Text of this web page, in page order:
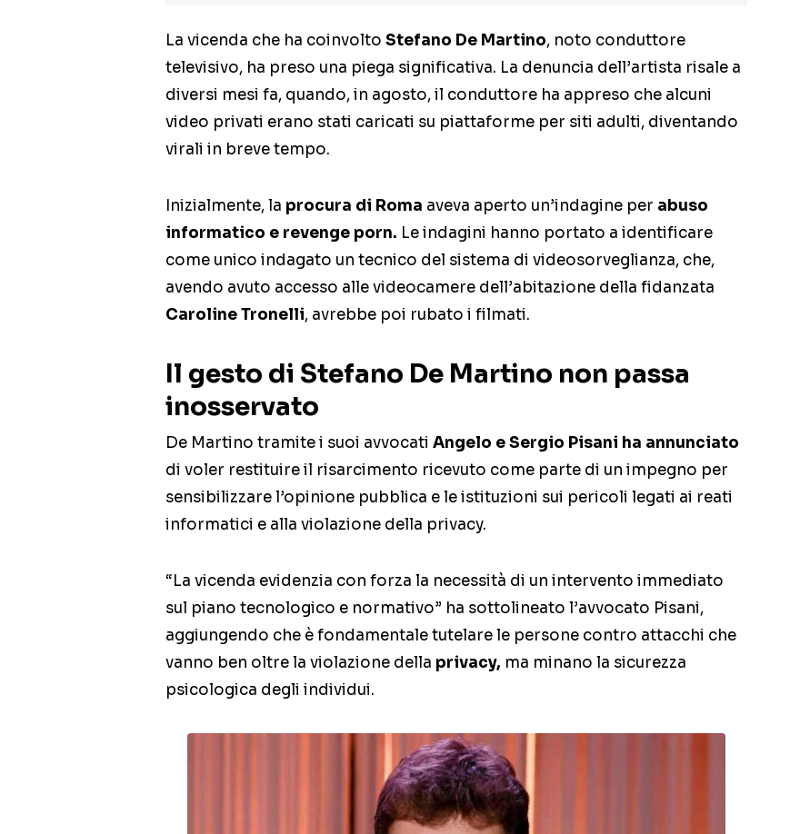
La vicenda che ha coinvolto Stefano De Martino, noto conduttore
televisivo, ha preso una piega significativa. La denuncia dell’artista risale a
diversi mesi fa, quando, in agosto, il conduttore ha appreso che alcuni
video privati erano stati caricati su piattaforme per siti adulti, diventando
virali in breve tempo.
Inizialmente, la procura di Roma aveva aperto un’indagine per abuso
informatico e revenge porn. Le indagini hanno portato a identificare
come unico indagato un tecnico del sistema di videosorveglianza, che,
avendo avuto accesso alle videocamere dell’abitazione della fidanzata
Caroline Tronelli, avrebbe poi rubato i filmati.
Il gesto di Stefano De Martino non passa
inosservato
De Martino tramite i suoi avvocati Angelo e Sergio Pisani ha annunciato
di voler restituire il risarcimento ricevuto come parte di un impegno per
sensibilizzare l’opinione pubblica e le istituzioni sui pericoli legati ai reati
informatici e alla violazione della privacy.
“La vicenda evidenzia con forza la necessità di un intervento immediato
sul piano tecnologico e normativo” ha sottolineato l’avvocato Pisani,
aggiungendo che è fondamentale tutelare le persone contro attacchi che
vanno ben oltre la violazione della privacy, ma minano la sicurezza
psicologica degli individui.